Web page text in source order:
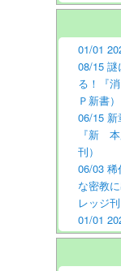
01/01
08/15 謎
る！『
Ｐ新書）
06/15 新
『新
刊）
06/03 稀
な密教
レッジ刊
01/01